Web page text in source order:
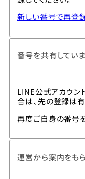
新しい番号で再登
番号を共有してい
LINE公式アカウン
合は、先の登録は
再度ご自身の番号
運営から案内をも